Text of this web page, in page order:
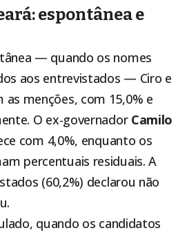
espontânea e
— quando os nomes
aos entrevistados — Ciro e
as menções, com 15,0% e
O ex-governador Camilo
com 4,0%, enquanto os
percentuais residuais. A
(60,2%) declarou não
quando os candidatos